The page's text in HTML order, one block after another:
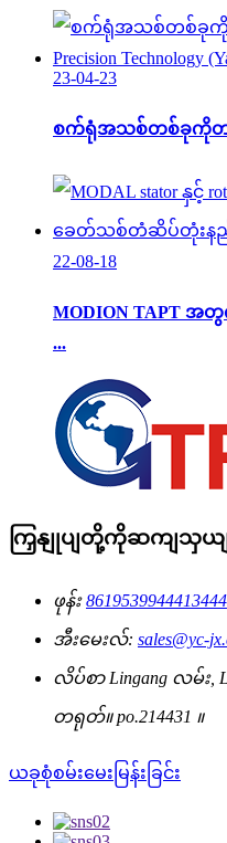
23-04-23
စက်ရုံအသစ်တစ်ခုကိုတည်
22-08-18
MODION TAPT
...
ကြှနျုပျတို့ကိုဆကျသှယျ
ဖုန်း 8619539944413444
အီးမေးလ်: sales@yc-
လိပ်စာ Lingang လမ်း,
တရုတ်။ po.214431 ။
ယခုစုံစမ်းမေးမြန်းခြင်း